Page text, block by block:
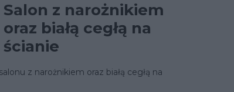
Salon z narożnikiem
oraz białą cegłą na
ścianie
z narożnikiem oraz białą cegłą na